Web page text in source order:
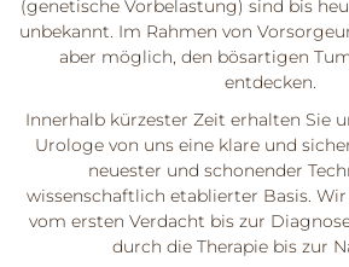
(genetische Vorbelastung) sind bis
unbekannt. Im Rahmen von
aber möglich, den bösartigen
entdecken.
Innerhalb kürzester Zeit erhalten Sie
Urologe von uns eine klare und
neuester und schonender
wissenschaftlich etablierter Basis.
vom ersten Verdacht bis zur
durch die Therapie bis zur